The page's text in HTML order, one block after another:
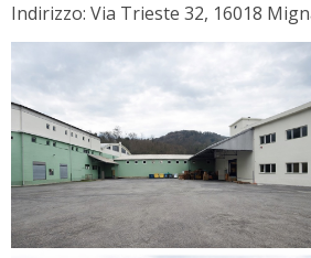
Indirizzo: Via Trieste 32, 16018